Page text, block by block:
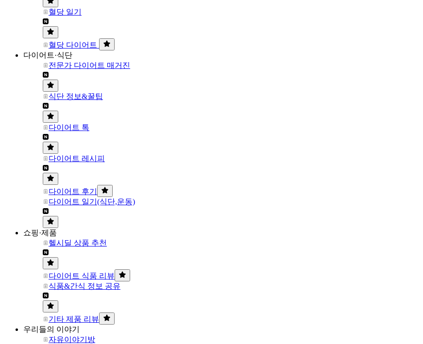
혈당 일기
혈당 다이어트
다이어트·식단
전문가 다이어트 매거진
식단 정보&꿀팁
다이어트 톡
다이어트 레시피
다이어트 후기
다이어트 일기(식단,운동)
쇼핑·제품
헬시딜 상품 추천
다이어트 식품 리뷰
식품&간식 정보 공유
기타 제품 리뷰
우리들의 이야기
자유이야기방